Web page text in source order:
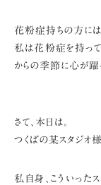
花粉症持ちの方には
私は花粉症を持って
からの季節に心が躍
さて、本日は。
つくばの某スタジオ
私自身、こういっ